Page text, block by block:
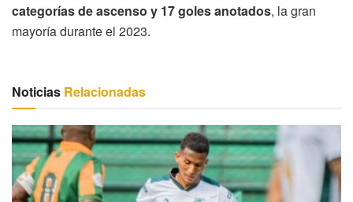
categorías de ascenso y 17 goles anotados, la gran
mayoría durante el 2023.
Noticias Relacionadas